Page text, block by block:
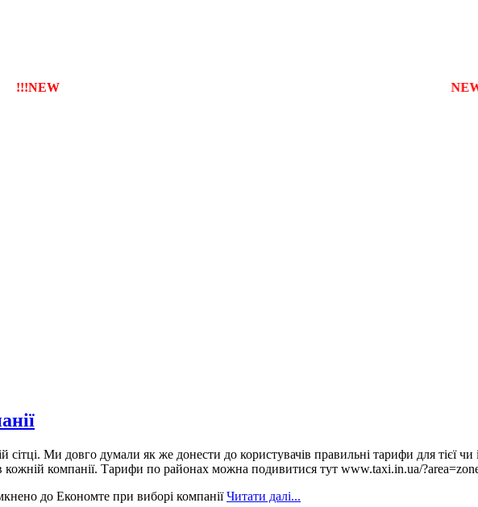
Тепер ти можеш зареєструвати власну службу таксі з будь-якого міста NEW!!!
сітці. Ми довго думали як же донести до користувачів правильні тарифи для тієї
кожній компанії. Тарифи по районах можна подивитися тут www.taxi.in.ua/
до Економте при виборі компанії Читати далі...